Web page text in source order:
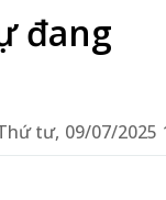
đang
tư, 09/07/2025